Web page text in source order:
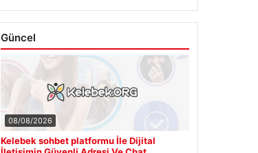
Güncel
08/08/2026
Kelebek sohbet platformu İle Dijital